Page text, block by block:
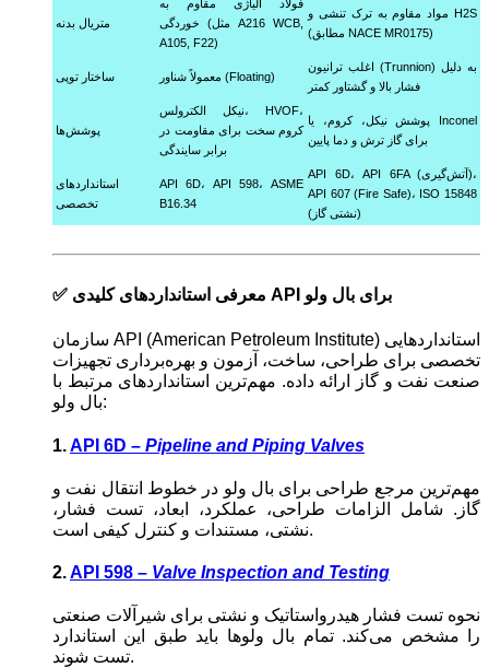
متریال بدنه
فولاد آلیاژی مقاوم به
خوردگی (مثل A216 WCB,
A105, F22)
مواد مقاوم به ترک تنشی و H2S
(مطابق NACE MR0175)
ساختار توپی معمولاً شناور (Floating)
اغلب ترانیون (Trunnion) به دلیل
فشار بالا و گشتاور کمتر
پوشش‌ها
نیکل الکترولس، HVOF،
کروم سخت برای مقاومت در
برابر سایندگی
پوشش نیکل، کروم، یا Inconel
برای گاز ترش و دما پایین
استانداردهای
تخصصی
API 6D، API 598، ASME
B16.34
API 6D، API 6FA (آتش‌گیری)،
API 607 (Fire Safe)، ISO 15848
(نشتی گاز)
✅ معرفی استانداردهای کلیدی API برای بال ولو
سازمان API (American Petroleum Institute) استانداردهایی
تخصصی برای طراحی، ساخت، آزمون و بهره‌برداری تجهیزات
صنعت نفت و گاز ارائه داده. مهم‌ترین استانداردهای مرتبط با
بال ولو:
1.API 6D – Pipeline and Piping Valves
مهم‌ترین مرجع طراحی برای بال ولو در خطوط انتقال نفت و
گاز. شامل الزامات طراحی، عملکرد، ابعاد، تست فشار،
نشتی، مستندات و کنترل کیفی است.
2.API 598 – Valve Inspection and Testing
نحوه تست فشار هیدرواستاتیک و نشتی برای شیرآلات صنعتی
را مشخص می‌کند. تمام بال ولوها باید طبق این استاندارد
تست شوند.